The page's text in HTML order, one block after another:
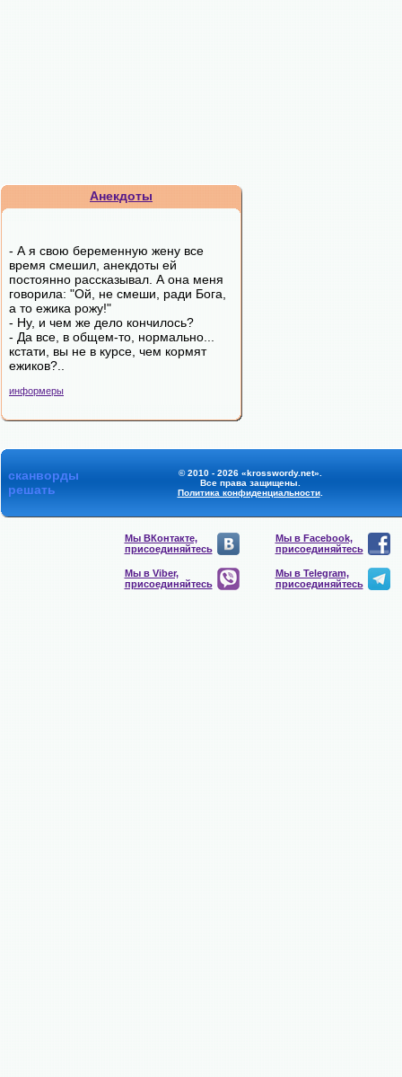
Анекдоты
- А я свою беременную жену все
время смешил, анекдоты ей
постоянно рассказывал. А она меня
говорила: "Ой, не смеши, ради Бога,
а то ежика рожу!"
- Ну, и чем же дело кончилось?
- Да все, в общем-то, нормально...
кстати, вы не в курсе, чем кормят
ежиков?..
информеры
сканворды
решать
© 2010 - 2026 «krosswordy.net».
Все права защищены.
Политика конфиденциальности.
Мы ВКонтакте,
присоединяйтесь
Мы в Facebook,
присоединяйтесь
Мы в Viber,
присоединяйтесь
Мы в Telegram,
присоединяйтесь